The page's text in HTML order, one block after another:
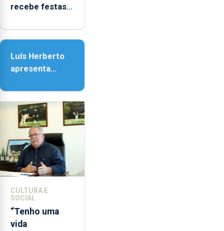
recebe festas
Nossa Senhora
Luís Herberto
apresenta
Paisagem’
CULTURA E
SOCIAL
“Tenho uma
vida